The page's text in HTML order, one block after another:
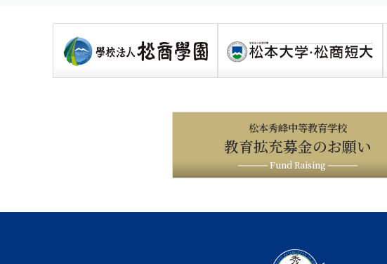
松本秀峰中等教育学校
教育拡充募金のお願い
Fund Raising